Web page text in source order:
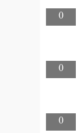
0
0
0